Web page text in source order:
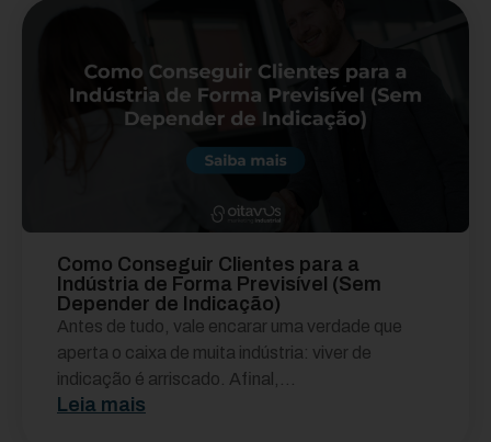
Como Conseguir Clientes para a
Indústria de Forma Previsível (Sem
Depender de Indicação)
Antes de tudo, vale encarar uma verdade que
aperta o caixa de muita indústria: viver de
indicação é arriscado. Afinal,...
Leia mais